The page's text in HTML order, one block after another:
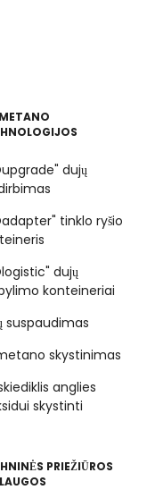
dujų
tinklo ryšio
dujų
konteineriai
suspaudimas
skystinimas
anglies
skystinti
PRIEŽIŪROS